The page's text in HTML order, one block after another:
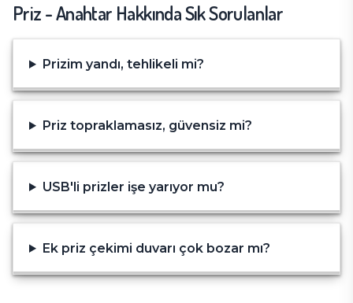
Priz - Anahtar Hakkında Sık Sorulanlar
Prizim yandı, tehlikeli mi?
Priz topraklamasız, güvensiz mi?
USB'li prizler işe yarıyor mu?
Ek priz çekimi duvarı çok bozar mı?